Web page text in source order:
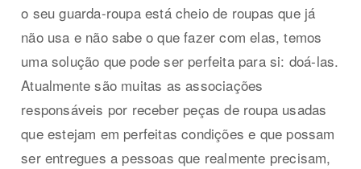
o seu guarda-roupa está cheio de roupas que já
não usa e não sabe o que fazer com elas, temos
uma solução que pode ser perfeita para si: doá-las.
Atualmente são muitas as associações
responsáveis ​​por receber peças de roupa usadas
que estejam em perfeitas condições e que possam
ser entregues a pessoas que realmente precisam,